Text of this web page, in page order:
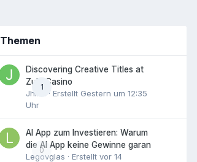
Themen
1
Discovering Creative Titles at
Zula Casino
Jhinx
· Erstellt Gestern um 12:35
Uhr
0
AI App zum Investieren: Warum
die AI App keine Gewinne garan
Legovglas · Erstellt vor 14